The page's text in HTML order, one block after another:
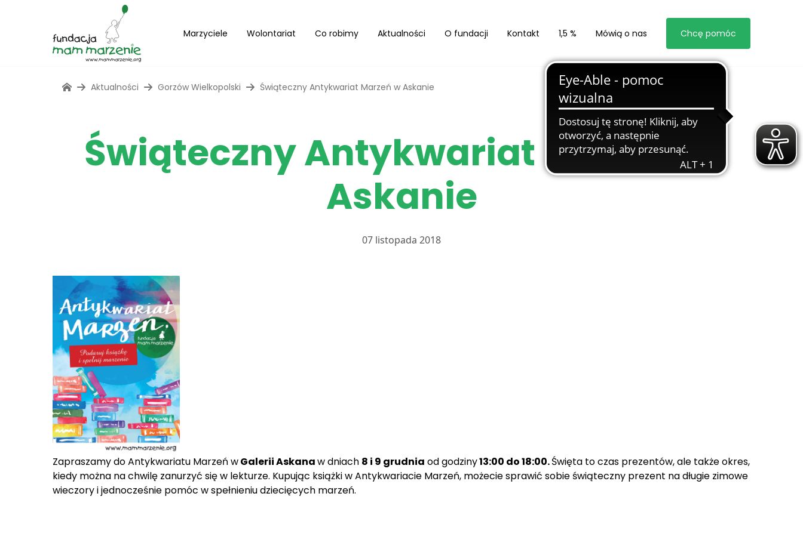
Marzyciele Wolontariat Co robimy Aktualności O fundacji Kontakt 1,5 % Mówią o nas Chcę pomóc
Aktualności Gorzów Wielkopolski Świąteczny Antykwariat Marzeń w Askanie
Świąteczny Antykwariat Marzeń w
Askanie
07 listopada 2018
Zapraszamy do Antykwariatu Marzeń wGalerii Askanaw dniach 8 i 9 grudnia od godziny13:00 do 18:00.Święta to czas prezentów, ale także okres,
kiedy można na chwilę zanurzyć się w lekturze. Kupując książki w Antykwariacie Marzeń, możecie sprawić sobie świąteczny prezent na długie zimowe
wieczory i jednocześnie pomóc w spełnieniu dziecięcych marzeń.